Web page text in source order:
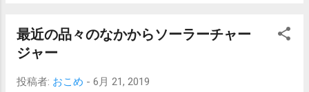
べたり問い合わせたりした気がするのだけど見つからない
ので再度調べてみる。 書き込みたいタグはサンワサプライ
ていません。 書き込める条件 Wi-Fiに接続している/接続し
最近の品々のなかからソーラーチャー
ジャー
投稿者: おこめ - 6月 21, 2019